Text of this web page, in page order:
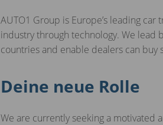
AUTO1 Group is Europe’s leading
industry through technology. We lead
countries and enable dealers can buy
Deine neue Rolle
We are currently seeking a motivated